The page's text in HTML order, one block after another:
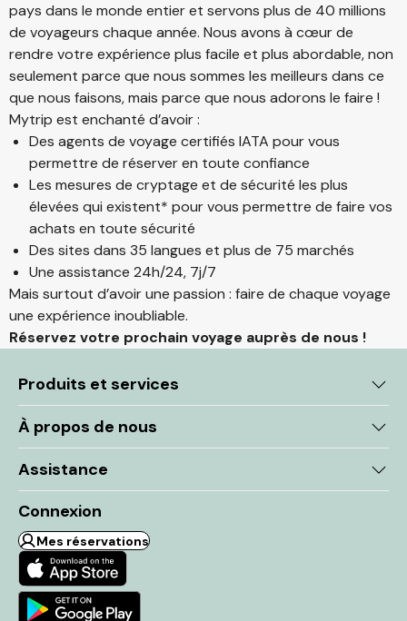
pays dans le monde entier et servons plus de 40 millions
de voyageurs chaque année. Nous avons à cœur de
rendre votre expérience plus facile et plus abordable, non
seulement parce que nous sommes les meilleurs dans ce
que nous faisons, mais parce que nous adorons le faire !
Mytrip est enchanté d’avoir :
Des agents de voyage certifiés IATA pour vous
permettre de réserver en toute confiance
Les mesures de cryptage et de sécurité les plus
élevées qui existent* pour vous permettre de faire vos
achats en toute sécurité
Des sites dans 35 langues et plus de 75 marchés
Une assistance 24h/24, 7j/7
Mais surtout d’avoir une passion : faire de chaque voyage
une expérience inoubliable.
Réservez votre prochain voyage auprès de nous !
Produits et services
À propos de nous
Assistance
Connexion
Mes réservations